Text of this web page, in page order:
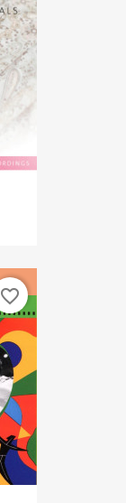
favorite_border